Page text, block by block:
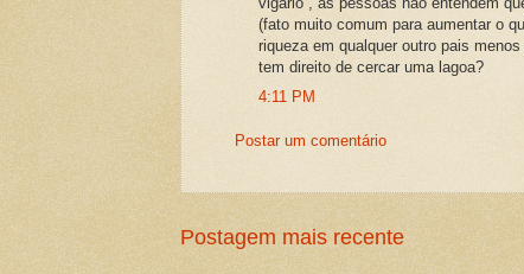
(fato muito comum para aumentar o
riqueza em qualquer outro pais
tem direito de cercar uma lagoa?
4:11 PM
Postar um comentário
Postagem mais recente